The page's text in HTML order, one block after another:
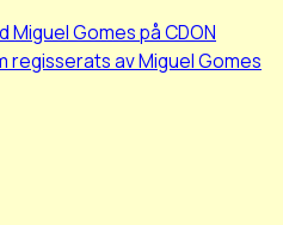
Gomes på CDON
regisserats av Miguel Gomes